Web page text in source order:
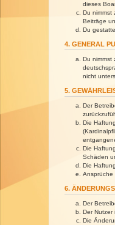
dieses
Du nimmst
Beiträge
Du
4. GENERAL
Du nimmst
nicht
5.
Der
Die
Die
Schäden
Die
Ansprüche
6.
Der
Der Nutzer
Die